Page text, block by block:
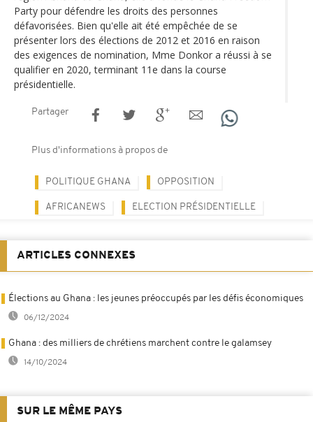
Party pour défendre les droits des personnes
défavorisées. Bien qu'elle ait été empêchée de se
présenter lors des élections de 2012 et 2016 en raison
des exigences de nomination, Mme Donkor a réussi à se
qualifier en 2020, terminant 11e dans la course
présidentielle.
Partager
Plus d'informations à propos de
POLITIQUE GHANA OPPOSITION
AFRICANEWS ELECTION PRÉSIDENTIELLE
ARTICLES CONNEXES
Élections au Ghana : les jeunes préoccupés par les défis économiques
06/12/2024
Ghana : des milliers de chrétiens marchent contre le galamsey
14/10/2024
SUR LE MÊME PAYS